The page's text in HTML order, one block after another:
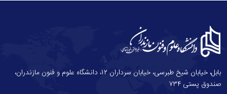
بابل، خیابان شیخ طبرسی، خیابان سرداران ۱۲، دانشگاه علوم و فنون مازندران،
صندوق پستی ۷۳۴